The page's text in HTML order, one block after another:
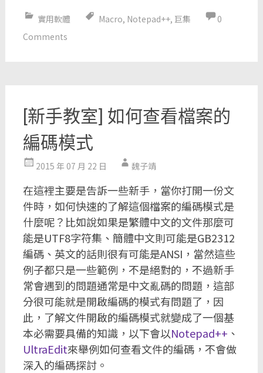
實用軟體 Macro, Notepad++, 巨集
0
Comments
[新手教室] 如何查看檔案的
編碼模式
2015 年 07 月 22 日 魏子靖
在這裡主要是告訴一些新手，當你打開一份文
件時，如何快速的了解這個檔案的編碼模式是
什麼呢？比如說如果是繁體中文的文件那麼可
能是UTF8字符集、簡體中文則可能是GB2312
編碼、英文的話則很有可能是ANSI，當然這些
例子都只是一些範例，不是絕對的，不過新手
常會遇到的問題通常是中文亂碼的問題，這部
分很可能就是開啟編碼的模式有問題了，因
此，了解文件開啟的編碼模式就變成了一個基
本必需要具備的知識，以下會以Notepad++ 、
UltraEdit來舉例如何查看文件的編碼，不會做
深入的編碼探討。